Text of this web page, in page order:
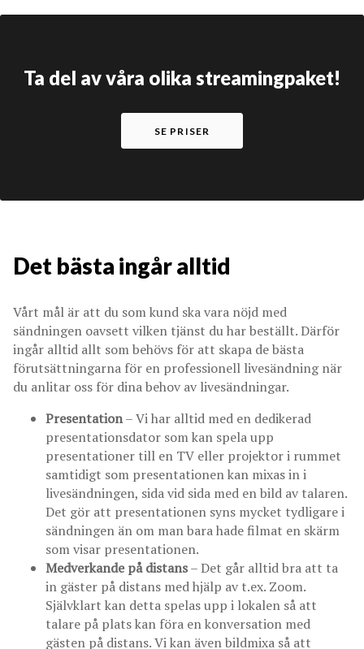
Ta del av våra olika streamingpaket!
SE PRISER
Det bästa ingår alltid
Vårt mål är att du som kund ska vara nöjd med
sändningen oavsett vilken tjänst du har beställt. Därför
ingår alltid allt som behövs för att skapa de bästa
förutsättningarna för en professionell livesändning när
du anlitar oss för dina behov av livesändningar.
Presentation– Vi har alltid med en dedikerad
presentationsdator som kan spela upp
presentationer till en TV eller projektor i rummet
samtidigt som presentationen kan mixas in i
livesändningen, sida vid sida med en bild av talaren.
Det gör att presentationen syns mycket tydligare i
sändningen än om man bara hade filmat en skärm
som visar presentationen.
Medverkande på distans– Det går alltid bra att ta
in gäster på distans med hjälp av t.ex. Zoom.
Självklart kan detta spelas upp i lokalen så att
talare på plats kan föra en konversation med
gästen på distans. Vi kan även bildmixa så att